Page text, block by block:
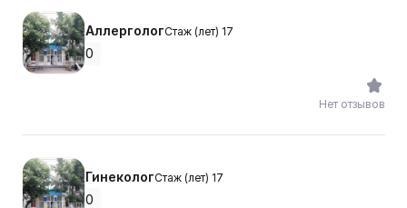
АллергологСтаж (лет) 17
0
Нет отзывов
ГинекологСтаж (лет) 17
0